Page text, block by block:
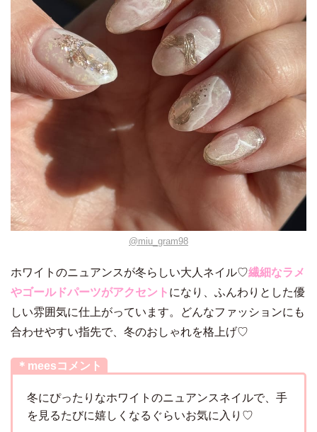
@miu_gram98
ホワイトのニュアンスが冬らしい大人ネイル♡繊細なラメ
やゴールドパーツがアクセント になり、ふんわりとした優
しい雰囲気に仕上がっています。どんなファッションにも
合わせやすい指先で、冬のおしゃれを格上げ♡
＊meesコメント
冬にぴったりなホワイトのニュアンスネイルで、手
を見るたびに嬉しくなるぐらいお気に入り♡